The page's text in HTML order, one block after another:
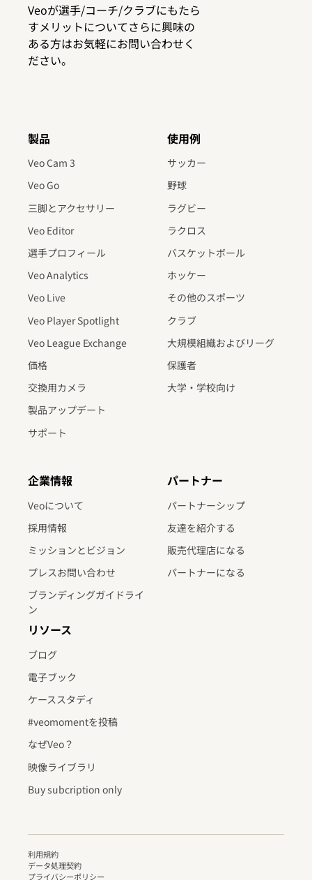
Veoが選手/コーチ/クラブにもたら
すメリットについてさらに興味の
ある方はお気軽にお問い合わせく
ださい。
製品
Veo Cam 3
Veo Go
三脚とアクセサリー
Veo Editor
選手プロフィール
Veo Analytics
Veo Live
Veo Player Spotlight
Veo League Exchange
価格
交換用カメラ
製品アップデート
サポート
使用例
サッカー
野球
ラグビー
ラクロス
バスケットボール
ホッケー
その他のスポーツ
クラブ
大規模組織およびリーグ
保護者
大学・学校向け
企業情報
Veoについて
採用情報
ミッションとビジョン
プレスお問い合わせ
ブランディングガイドライ
ン
リソース
ブログ
電子ブック
ケーススタディ
#veomomentを投稿
なぜVeo？
映像ライブラリ
Buy subcription only
パートナー
パートナーシップ
友達を紹介する
販売代理店になる
パートナーになる
利用規約
データ処理契約
プライバシーポリシー